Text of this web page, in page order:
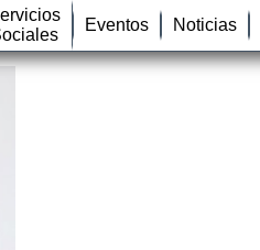
Eventos Noticias